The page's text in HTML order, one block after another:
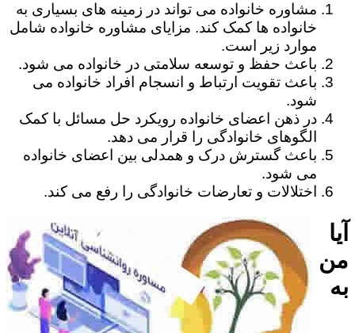
مشاوره خانواده می تواند در زمینه های بسیاری به
خانواده ها کمک کند. مزایای مشاوره خانواده شامل
موارد زیر است.
باعث حفظ و توسعه سلامتی در خانواده می شود.
باعث تقویت ارتباط و انسجام افراد خانواده می
شود.
در ذهن اعضای خانواده رویکرد حل مسائل با کمک
الگوهای خانوادگی را قرار می دهد.
باعث گسترش درک و همدلی بین اعضای خانواده
می شود.
اختلالات و تعارضات خانوادگی را رفع می کند.
آیا
من
به